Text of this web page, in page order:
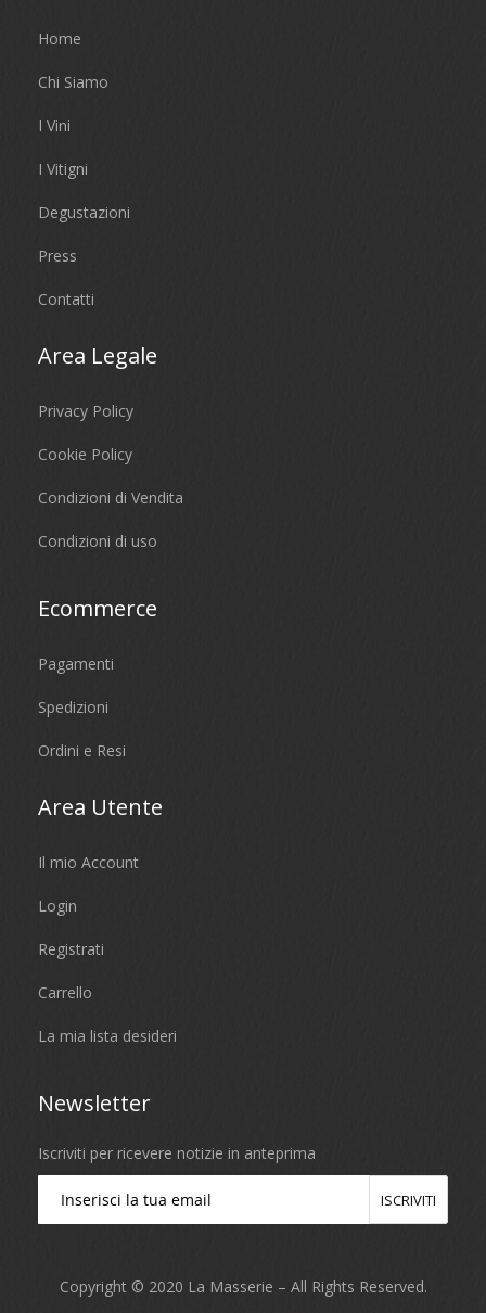
Home
Chi Siamo
I Vini
I Vitigni
Degustazioni
Press
Contatti
Area Legale
Privacy Policy
Cookie Policy
Condizioni di Vendita
Condizioni di uso
Ecommerce
Pagamenti
Spedizioni
Ordini e Resi
Area Utente
Il mio Account
Login
Registrati
Carrello
La mia lista desideri
Newsletter
Iscriviti per ricevere notizie in anteprima
ISCRIVITI
Copyright © 2020 La Masserie – All Rights Reserved.